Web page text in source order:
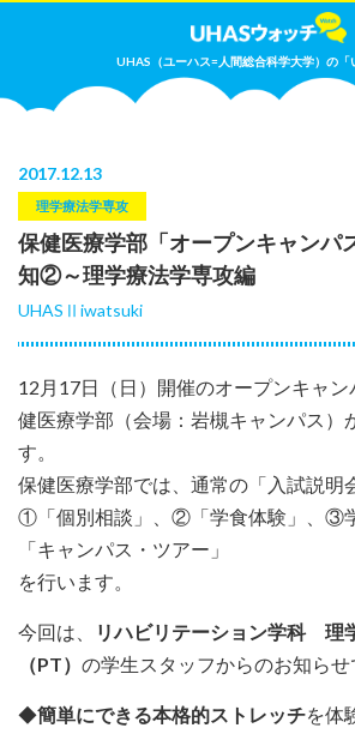
UHAS（ユーハス=人間総合科学大学）の「
2017.12.13
理学療法学専攻
保健医療学部「オープンキャンパ
知②～理学療法学専攻編
UHASⅡiwatsuki
12月17日（日）開催のオープンキャ
健医療学部（会場：岩槻キャンパス）
す。
保健医療学部では、通常の「入試説明
①「個別相談」、②「学食体験」、③
「キャンパス・ツアー」
を行います。
今回は、
リハビリテーション学科 理
（PT） の学生スタッフからのお知らせ
◆簡単にできる本格的ストレッチを体